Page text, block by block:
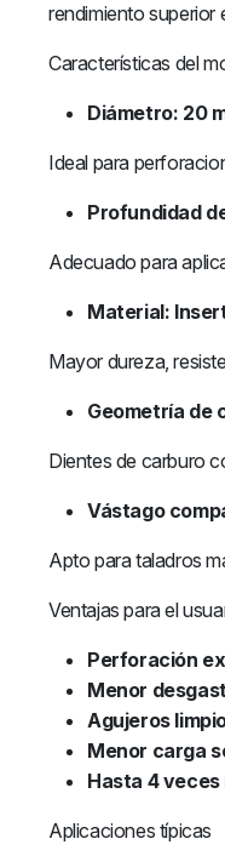
rendimiento superior
Características del
Diámetro: 20
Ideal para
Profundidad
Adecuado para
Material:
Mayor dureza,
Geometría de
Dientes de carburo
Vástago
Apto para taladros
Ventajas para el
Perforación
Menor
Agujeros
Menor carga
Hasta 4
Aplicaciones típicas